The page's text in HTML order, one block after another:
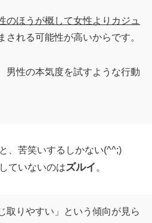
のほうが概して女性よりカジュ
される可能性が高いからです。
性の本気度を試すような行動
、苦笑いするしかない(^^;)
ていないのはズルイ。
取りやすい」という傾向が見ら